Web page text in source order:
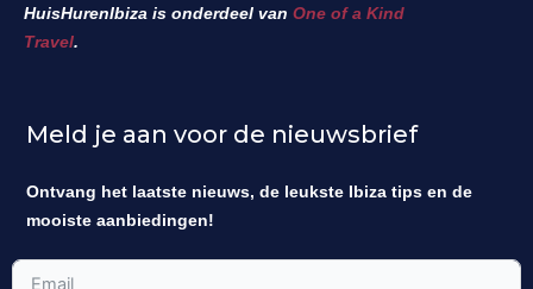
HuisHurenIbiza is onderdeel van One of a Kind
Travel.
Meld je aan voor de nieuwsbrief
Ontvang het laatste nieuws, de leukste Ibiza tips en de
mooiste aanbiedingen!